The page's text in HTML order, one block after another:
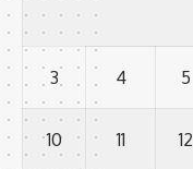
3 4 5
10 11 12